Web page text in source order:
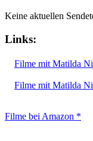
Keine aktuellen
Links:
Filme mit Matilda
Filme mit Matilda
Filme bei Amazon *